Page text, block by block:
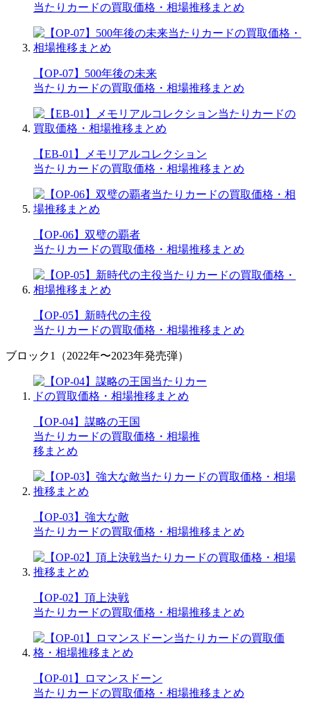
当たりカードの買取価格・相場推移まとめ
【OP-07】500年後の未来
当たりカードの買取価格・相場推移まとめ
【EB-01】メモリアルコレクション
当たりカードの買取価格・相場推移まとめ
【OP-06】双璧の覇者
当たりカードの買取価格・相場推移まとめ
【OP-05】新時代の主役
当たりカードの買取価格・相場推移まとめ
ブロック1（2022年〜2023年発売弾）
【OP-04】謀略の王国
当たりカードの買取価格・相場推
移まとめ
【OP-03】強大な敵
当たりカードの買取価格・相場推移まとめ
【OP-02】頂上決戦
当たりカードの買取価格・相場推移まとめ
【OP-01】ロマンスドーン
当たりカードの買取価格・相場推移まとめ